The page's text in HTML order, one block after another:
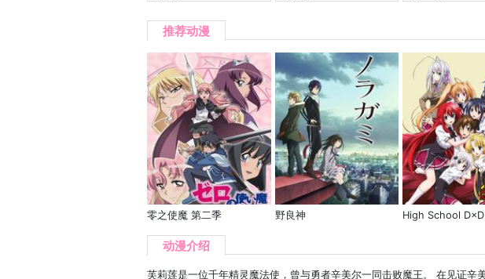
推荐动漫
零之使魔 第二季 野良神 High School
动漫介绍
芙莉莲是一位千年精灵魔法使，曾与勇者辛美尔一同击败魔王。 在见证